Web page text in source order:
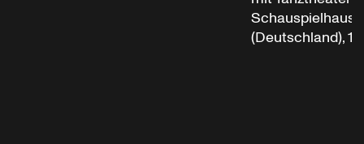
Schauspielhaus
(Deutschland),